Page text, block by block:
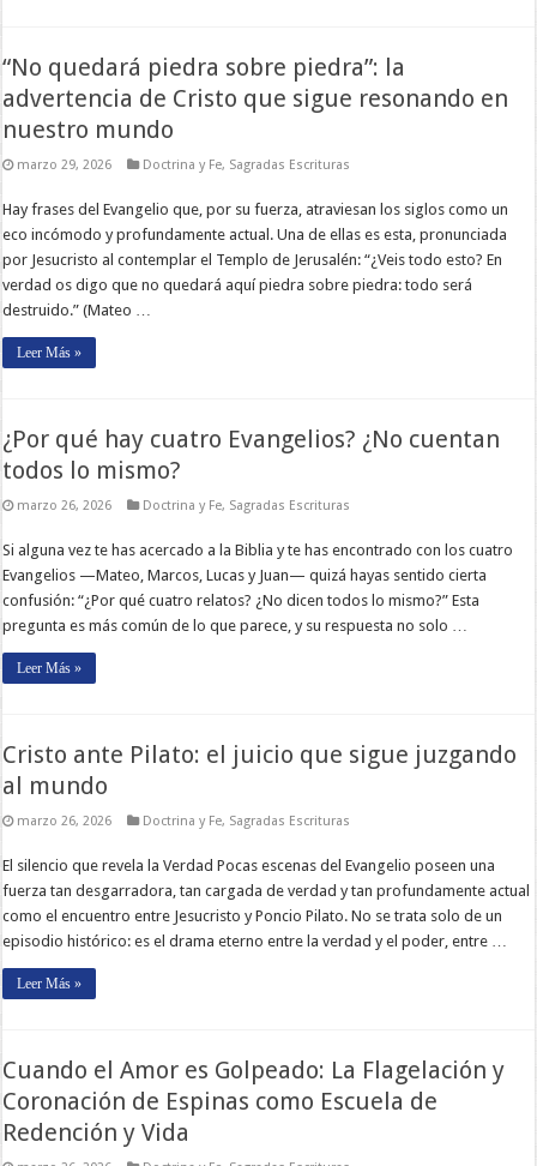
“No quedará piedra sobre piedra”: la
advertencia de Cristo que sigue resonando en
nuestro mundo
marzo 29, 2026 Doctrina y Fe, Sagradas Escrituras
Hay frases del Evangelio que, por su fuerza, atraviesan los siglos como un
eco incómodo y profundamente actual. Una de ellas es esta, pronunciada
por Jesucristo al contemplar el Templo de Jerusalén: “¿Veis todo esto? En
verdad os digo que no quedará aquí piedra sobre piedra: todo será
destruido.” (Mateo …
Leer Más »
¿Por qué hay cuatro Evangelios? ¿No cuentan
todos lo mismo?
marzo 26, 2026 Doctrina y Fe, Sagradas Escrituras
Si alguna vez te has acercado a la Biblia y te has encontrado con los cuatro
Evangelios —Mateo, Marcos, Lucas y Juan— quizá hayas sentido cierta
confusión: “¿Por qué cuatro relatos? ¿No dicen todos lo mismo?” Esta
pregunta es más común de lo que parece, y su respuesta no solo …
Leer Más »
Cristo ante Pilato: el juicio que sigue juzgando
al mundo
marzo 26, 2026 Doctrina y Fe, Sagradas Escrituras
El silencio que revela la Verdad Pocas escenas del Evangelio poseen una
fuerza tan desgarradora, tan cargada de verdad y tan profundamente actual
como el encuentro entre Jesucristo y Poncio Pilato. No se trata solo de un
episodio histórico: es el drama eterno entre la verdad y el poder, entre …
Leer Más »
Cuando el Amor es Golpeado: La Flagelación y
Coronación de Espinas como Escuela de
Redención y Vida